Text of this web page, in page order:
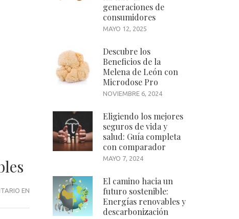
ENTICKETSWAP:
generaciones de
consumidores
MAYO 12, 2025
Descubre los
Beneficios de la
Melena de León con
Microdose Pro
NOVIEMBRE 6, 2024
Eligiendo los mejores
seguros de vida y
salud: Guía completa
con comparador
MAYO 7, 2024
El camino hacia un
futuro sostenible:
Energías renovables y
descarbonización